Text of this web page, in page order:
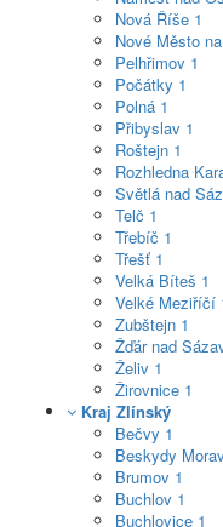
Nová Říše 1
Nové Město
Pelhřimov 1
Počátky 1
Polná 1
Přibyslav 1
Roštejn 1
Rozhledna
Světlá nad
Telč 1
Třebíč 1
Třešť 1
Velká Bíteš 1
Velké Meziříčí
Zubštejn 1
Žďár nad
Želiv 1
Žirovnice 1
Kraj Zlínský
Bečvy 1
Beskydy
Brumov 1
Buchlov 1
Buchlovice 1